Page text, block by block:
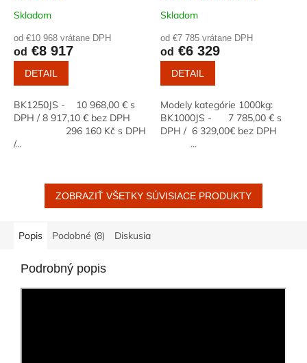
Skladom
od €10 968 vrátane DPH
od €8 917
DETAIL
BK1250JS - 10 968,00 € s
DPH / 8 917,10 € bez DPH
296 160 Kč s DPH
/...
Skladom
od €7 785 vrátane DPH
od €6 329
DETAIL
Modely kategórie 1000kg:
BK1000JS - 7 785,00 € s
DPH / 6 329,00€ bez DPH
...
ZOBRAZIŤ VŠETKY SÚVISIACE PRODUKTY
Popis Podobné (8) Diskusia
Podrobný popis